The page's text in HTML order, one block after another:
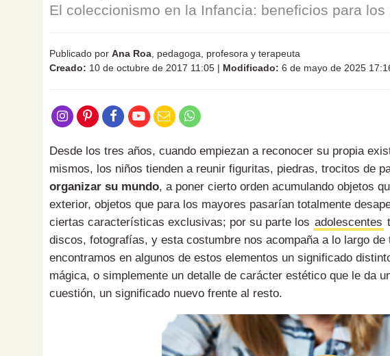
El coleccionismo en la Infancia: beneficios para los
Publicado por Ana Roa , pedagoga, profesora y terapeuta
Creado: 10 de octubre de 2017 11:05 | Modificado: 6 de mayo de 2025
Desde los tres años, cuando empiezan a reconocer su propia
mismos, los niños tienden a reunir figuritas, piedras, trocitos de
organizar su mundo, a poner cierto orden acumulando objetos
exterior, objetos que para los mayores pasarían totalmente
ciertas características exclusivas; por su parte los adolescentes
discos, fotografías, y esta costumbre nos acompaña a lo largo
encontramos en algunos de estos elementos un significado
mágica, o simplemente un detalle de carácter estético que le da
cuestión, un significado nuevo frente al resto.